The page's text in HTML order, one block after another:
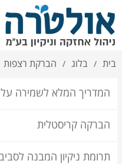
בית / בלוג / הברקת רצפות
המדריך המלא לשמירה על
הברקה קריסטלית
תרומת ניקיון המבנה